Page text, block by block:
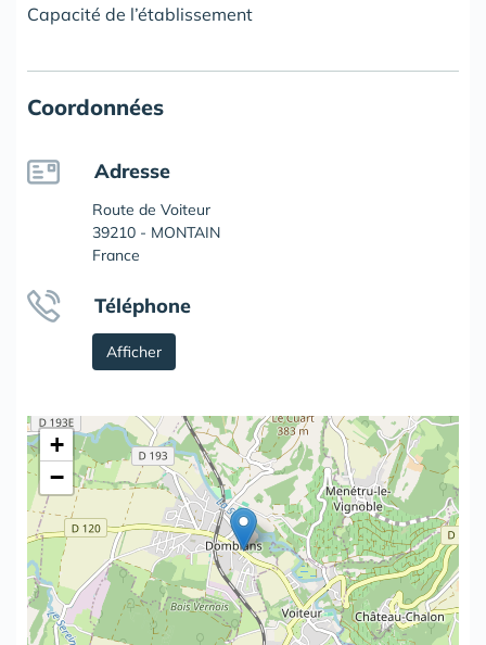
Capacité de l’établissement
Coordonnées
Adresse
Route de Voiteur
39210 - MONTAIN
France
Téléphone
Afficher
+
−